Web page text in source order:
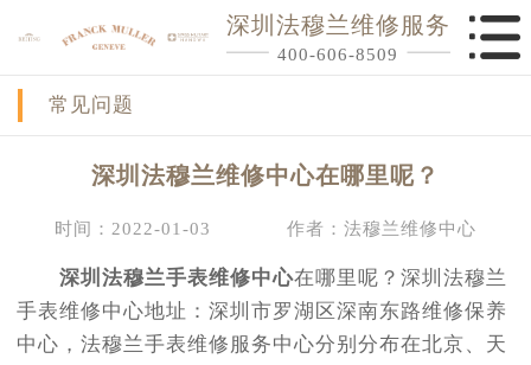
深圳法穆兰维修服务
400-606-8509
常见问题
深圳法穆兰维修中心在哪里呢？
时间：2022-01-03 作者：法穆兰维修中心
深圳法穆兰手表维修中心在哪里呢？深圳法穆兰
手表维修中心地址：深圳市罗湖区深南东路维修保养
中心，法穆兰手表维修服务中心分别分布在北京、天